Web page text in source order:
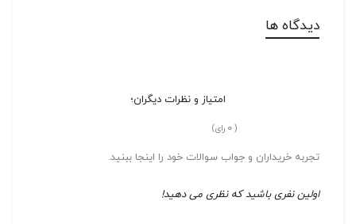
دیدگاه ها
امتیاز و نظرات دیگران؛
(
0 رای)
تجربه خریداران و جواب سوالات خود را اینجا ببنید.
اولین نفری باشید که نظری می دهید!